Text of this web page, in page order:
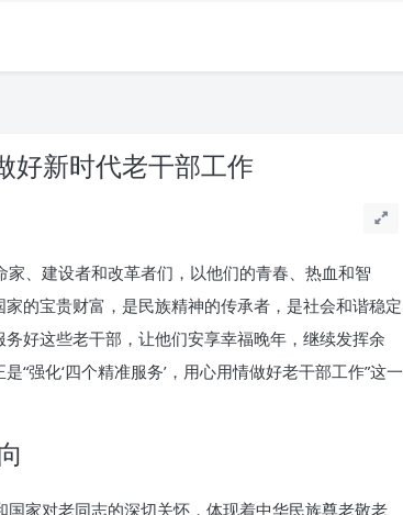
好新时代老干部工作
、建设者和改革者们，以他们的青春、热血和智
的宝贵财富，是民族精神的传承者，是社会和谐稳定
好这些老干部，让他们安享幸福晚年，继续发挥余
“强化‘四个精准服务’，用心用情做好老干部工作”这一
家对老同志的深切关怀，体现着中华民族尊老敬老